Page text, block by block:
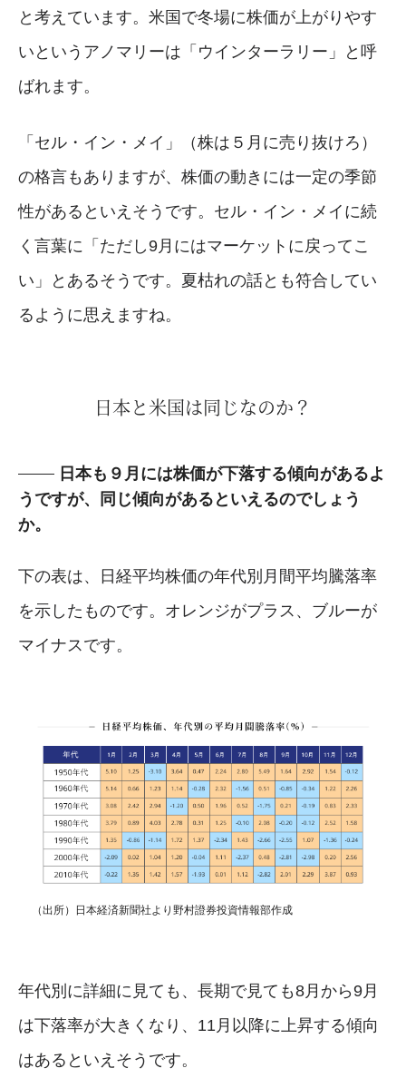
と考えています。米国で冬場に株価が上がりやす
いというアノマリーは「ウインターラリー」と呼
ばれます。
「セル・イン・メイ」（株は５月に売り抜けろ）
の格言もありますが、株価の動きには一定の季節
性があるといえそうです。セル・イン・メイに続
く言葉に「ただし9月にはマーケットに戻ってこ
い」とあるそうです。夏枯れの話とも符合してい
るように思えますね。
日本と米国は同じなのか？
日本も９月には株価が下落する傾向があるよ
うですが、同じ傾向があるといえるのでしょう
か。
下の表は、日経平均株価の年代別月間平均騰落率
を示したものです。オレンジがプラス、ブルーが
マイナスです。
（出所）日本経済新聞社より野村證券投資情報部作成
年代別に詳細に見ても、長期で見ても8月から9月
は下落率が大きくなり、11月以降に上昇する傾向
はあるといえそうです。